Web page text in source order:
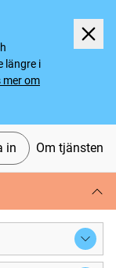
längre i
mer om
in Om tjänsten